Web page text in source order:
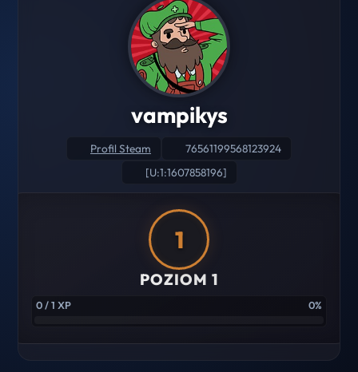
vampikys
Profil Steam
76561199568123924
[U:1:1607858196]
1
POZIOM 1
0 / 1 XP 0%